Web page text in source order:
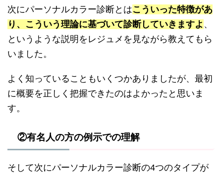
次にパーソナルカラー診断とはこういった特徴があ
り、こういう理論に基づいて診断していきますよ 、
というような説明をレジュメを見ながら教えてもら
いました。
よく知っていることもいくつかありましたが、最初
に概要を正しく把握できたのはよかったと思いま
す。
②有名人の方の例示での理解
そして次にパーソナルカラー診断の4つのタイプが